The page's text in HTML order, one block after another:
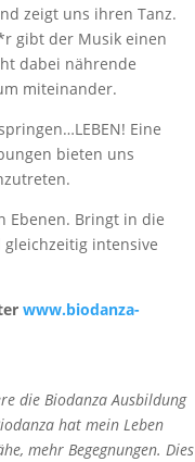
zeigt uns ihren Tanz.
gibt der Musik einen
dabei nährende
miteinander.
Eine
bieten uns
Ebenen. Bringt in die
intensive
www.biodanza-
die Biodanza Ausbildung
hat mein Leben
mehr Begegnungen. Dies